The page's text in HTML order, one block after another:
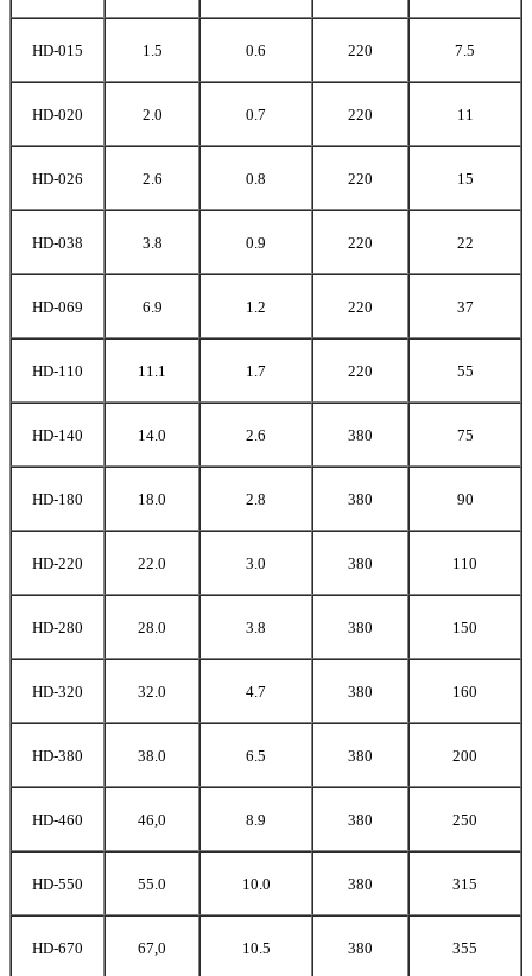
HD-015 1.5 0.6 220 7.5
HD-020 2.0 0.7 220 11
HD-026 2.6 0.8 220 15
HD-038 3.8 0.9 220 22
HD-069 6.9 1.2 220 37
HD-110 11.1 1.7 220 55
HD-140 14.0 2.6 380 75
HD-180 18.0 2.8 380 90
HD-220 22.0 3.0 380 110
HD-280 28.0 3.8 380 150
HD-320 32.0 4.7 380 160
HD-380 38.0 6.5 380 200
HD-460 46,0 8.9 380 250
HD-550 55.0 10.0 380 315
HD-670 67,0 10.5 380 355